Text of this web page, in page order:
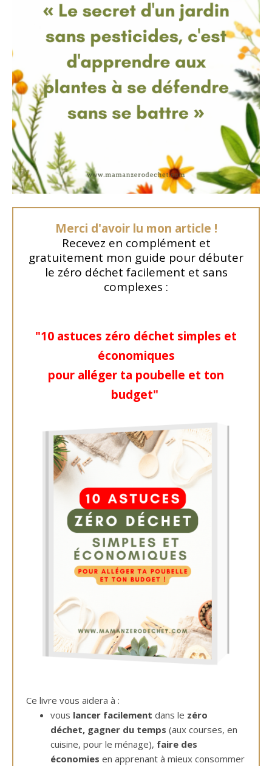
Merci d'avoir lu mon article !
Recevez en complément et
gratuitement mon guide pour débuter
le zéro déchet facilement et sans
complexes :
"10 astuces zéro déchet simples et
économiques
pour alléger ta poubelle et ton
budget"
Ce livre vous aidera à :
vous lancer facilement dans le zéro
déchet, gagner du temps (aux courses, en
cuisine, pour le ménage), faire des
économies en apprenant à mieux consommer